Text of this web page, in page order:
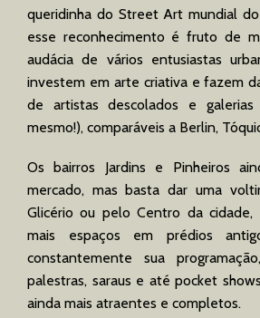
queridinha do Street Art mundial
esse reconhecimento é fruto de
audácia de vários entusiastas
investem em arte criativa e fazem
de artistas descolados e galerias
mesmo!), comparáveis a Berlin,
Os bairros Jardins e Pinheiros
mercado, mas basta dar uma
Glicério ou pelo Centro da
mais espaços em prédios
constantemente sua
palestras, saraus e até pocket
ainda mais atraentes e completos.